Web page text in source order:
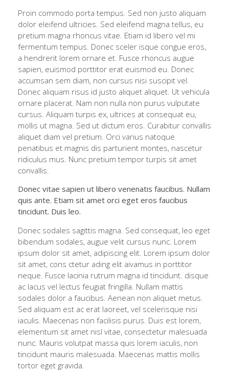
Proin commodo porta tempus. Sed non justo aliquam
dolor eleifend ultricies. Sed eleifend magna tellus, eu
pretium magna rhoncus vitae. Etiam id libero vel mi
fermentum tempus. Donec sceler isque congue eros,
a hendrerit lorem ornare et. Fusce rhoncus augue
sapien, euismod porttitor erat euismod eu. Donec
accumsan sem diam, non cursus nisi suscipit vel.
Donec aliquam risus id justo aliquet aliquet. Ut vehicula
ornare placerat. Nam non nulla non purus vulputate
cursus. Aliquam turpis ex, ultrices at consequat eu,
mollis ut magna. Sed ut dictum eros. Curabitur convallis
aliquet diam vel pretium. Orci varius natoque
penatibus et magnis dis parturient montes, nascetur
ridiculus mus. Nunc pretium tempor turpis sit amet
convallis.
Donec vitae sapien ut libero venenatis faucibus. Nullam
quis ante. Etiam sit amet orci eget eros faucibus
tincidunt. Duis leo.
Donec sodales sagittis magna. Sed consequat, leo eget
bibendum sodales, augue velit cursus nunc. Lorem
ipsum dolor sit amet, adipiscing elit. Lorem ipsum dolor
sit amet, cons ctetur ading elit aivamus in porttitor
neque. Fusce lacinia rutrum magna id tincidunt. disque
ac lacus vel lectus feugiat fringilla. Nullam mattis
sodales dolor a faucibus. Aenean non aliquet metus.
Sed aliquam est ac erat laoreet, vel scelerisque nisi
iaculis. Maecenas non facilisis purus. Duis est lorem,
elementum sit amet nisl vitae, consectetur malesuada
nunc. Mauris volutpat massa quis lorem iaculis, non
tincidunt mauris malesuada. Maecenas mattis mollis
tortor eget gravida.